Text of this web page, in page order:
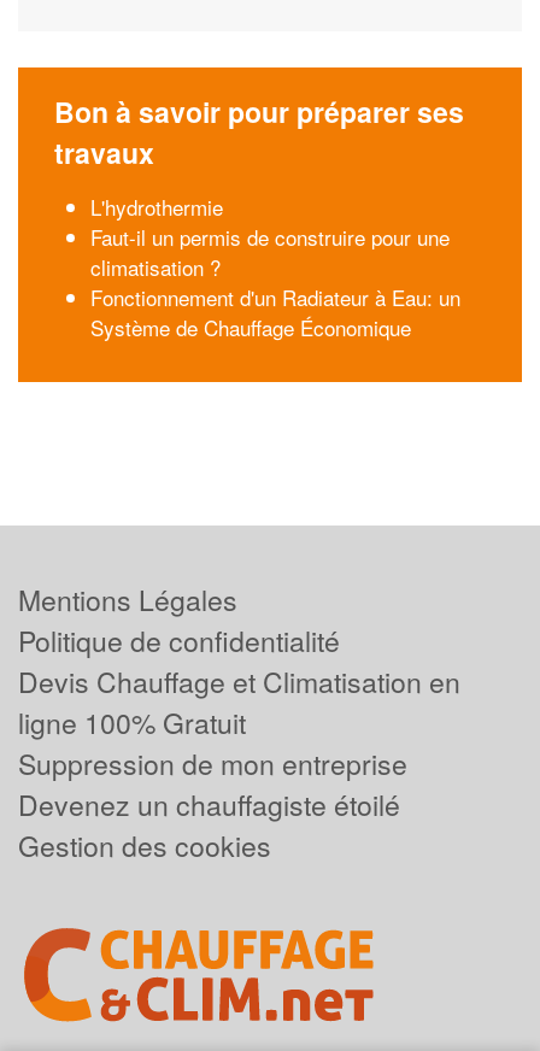
Bon à savoir pour préparer ses
travaux
L'hydrothermie
Faut-il un permis de construire pour une
climatisation ?
Fonctionnement d'un Radiateur à Eau: un
Système de Chauffage Économique
Mentions Légales
Politique de confidentialité
Devis Chauffage et Climatisation en
ligne 100% Gratuit
Suppression de mon entreprise
Devenez un chauffagiste étoilé
Gestion des cookies